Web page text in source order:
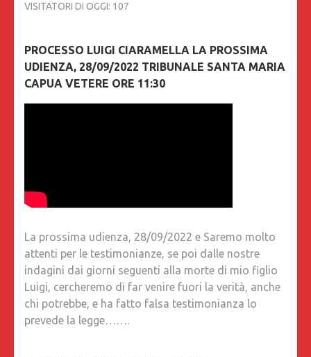
VISITATORI DI OGGI: 107
PROCESSO LUIGI CIARAMELLA LA PROSSIMA
UDIENZA, 28/09/2022 TRIBUNALE SANTA MARIA
CAPUA VETERE ORE 11:30
La prossima udienza, 28/09/2022 e Saremo molto
attenti per le testimonianze, se poi dalle nostre
indagini dai giorni seguenti alla morte di mio figlio
Luigi, cercheremo di far venire fuori la verità, anche
chi potrebbe, e ha fatto falsa testimonianza lo
prevede la legge…….